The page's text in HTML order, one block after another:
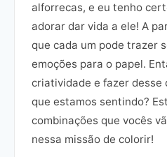
alforrecas, e eu tenho
adorar dar vida a ele! A
que cada um pode trazer
emoções para o papel.
criatividade e fazer desse
que estamos sentindo?
combinações que vocês
nessa missão de colorir!